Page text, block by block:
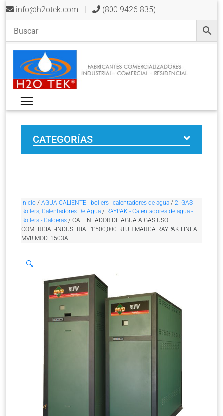
info@h2otek.com | (800 9426 835)
CATEGORÍAS
Inicio / AGUA CALIENTE - boilers - calentadores de agua / 2. GAS
Boilers, Calentadores De Agua / RAYPAK - Calentadores de agua -
Boilers - Calderas / CALENTADOR DE AGUA A GAS USO
COMERCIAL-INDUSTRIAL 1’500,000 BTUH MARCA RAYPAK LINEA
MVB MOD. 1503A
🔍